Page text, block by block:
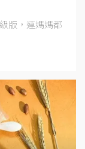
版，連媽媽都